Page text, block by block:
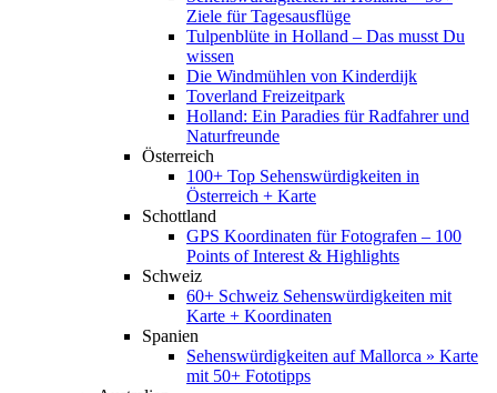
Ziele für Tagesausflüge
Tulpenblüte in Holland – Das musst Du
wissen
Die Windmühlen von Kinderdijk
Toverland Freizeitpark
Holland: Ein Paradies für Radfahrer und
Naturfreunde
Österreich
100+ Top Sehenswürdigkeiten in
Österreich + Karte
Schottland
GPS Koordinaten für Fotografen – 100
Points of Interest & Highlights
Schweiz
60+ Schweiz Sehenswürdigkeiten mit
Karte + Koordinaten
Spanien
Sehenswürdigkeiten auf Mallorca » Karte
mit 50+ Fototipps